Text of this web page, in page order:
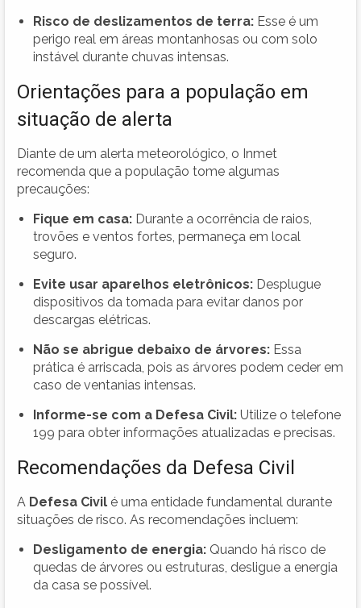
Risco de deslizamentos de terra: Esse é um
perigo real em áreas montanhosas ou com solo
instável durante chuvas intensas.
Orientações para a população em
situação de alerta
Diante de um alerta meteorológico, o Inmet
recomenda que a população tome algumas
precauções:
Fique em casa: Durante a ocorrência de raios,
trovões e ventos fortes, permaneça em local
seguro.
Evite usar aparelhos eletrônicos: Desplugue
dispositivos da tomada para evitar danos por
descargas elétricas.
Não se abrigue debaixo de árvores: Essa
prática é arriscada, pois as árvores podem ceder em
caso de ventanias intensas.
Informe-se com a Defesa Civil: Utilize o telefone
199 para obter informações atualizadas e precisas.
Recomendações da Defesa Civil
A Defesa Civil é uma entidade fundamental durante
situações de risco. As recomendações incluem:
Desligamento de energia: Quando há risco de
quedas de árvores ou estruturas, desligue a energia
da casa se possível.